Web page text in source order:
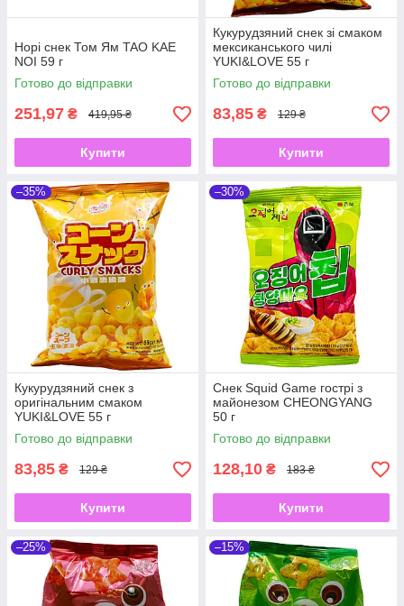
Норі снек Том Ям TAO KAE
NOI 59 г
Готово до відправки
251,97 ₴ 419,95 ₴
Купити
Кукурудзяний снек зі смаком
мексиканського чилі
YUKI&LOVE 55 г
Готово до відправки
83,85 ₴ 129 ₴
Купити
–35%
Кукурудзяний снек з
оригінальним смаком
YUKI&LOVE 55 г
Готово до відправки
83,85 ₴ 129 ₴
Купити
–30%
Снек Squid Game гострі з
майонезом CHEONGYANG
50 г
Готово до відправки
128,10 ₴ 183 ₴
Купити
–25% –15%